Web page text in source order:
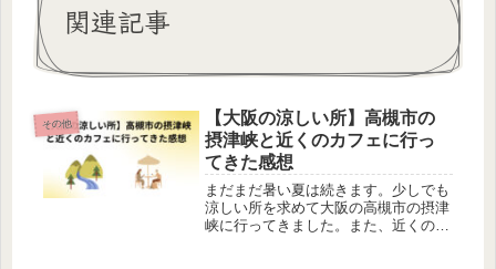
関連記事
その他
【大阪の涼しい所】高槻市の
摂津峡と近くのカフェに行っ
てきた感想
まだまだ暑い夏は続きます。少しでも
涼しい所を求めて大阪の高槻市の摂津
峡に行ってきました。また、近くのカ